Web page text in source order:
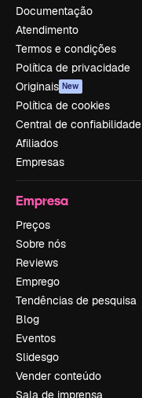
Documentação
Atendimento
Termos e condições
Política de privacidade
Originais New
Política de cookies
Central de confiabilidade
Afiliados
Empresas
Empresa
Preços
Sobre nós
Reviews
Emprego
Tendências de pesquisa
Blog
Eventos
Slidesgo
Vender conteúdo
Sala de imprensa